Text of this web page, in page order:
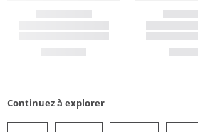
Continuez à explorer